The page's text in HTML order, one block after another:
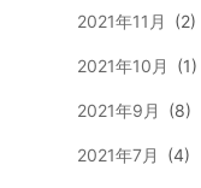
2021年11月 (2)
2021年10月 (1)
2021年9月 (8)
2021年7月 (4)